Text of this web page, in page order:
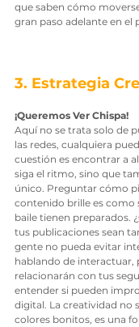
que saben cómo
gran paso adelante en el
3. Estrategia
¡Queremos Ver Chispa!
Aquí no se trata solo de
las redes, cualquiera
cuestión es encontrar a
siga el ritmo, sino que
único. Preguntar cómo
contenido brille es como
baile tienen preparados.
tus publicaciones sean
gente no pueda evitar
hablando de interactuar,
relacionarán con tus
entender si pueden
digital. La creatividad no
colores bonitos, es una